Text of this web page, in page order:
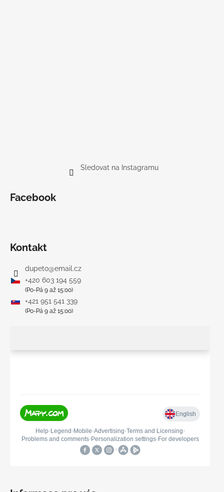
Sledovat na Instagramu
Facebook
Kontakt
dupeto@email.cz
+420 603 194 559
(Po-Pá 9 až 15:00)
+421 951 541 339
(Po-Pá 9 až 15:00)